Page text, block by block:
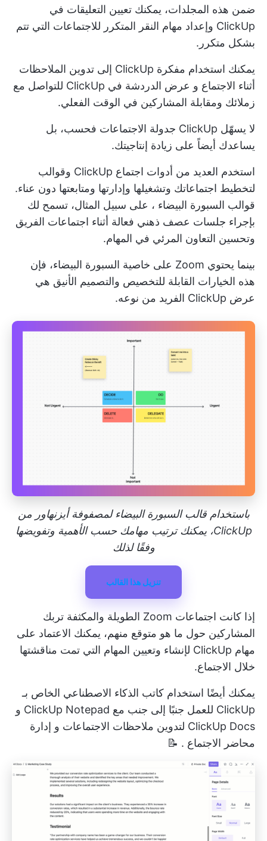
ضمن هذه المجلدات، يمكنك تعيين التعليقات في
ClickUp وإعداد مهام النقر المتكرر للاجتماعات التي تتم
بشكل متكرر.
يمكنك استخدام مفكرة ClickUp إلى تدوين الملاحظات
أثناء الاجتماع و عرض الدردشة في ClickUp
للتواصل مع
زملائك ومقابلة المشاركين في الوقت الفعلي.
لا يسهّل ClickUp جدولة الاجتماعات فحسب، بل
يساعدك أيضاً على زيادة إنتاجيتك.
استخدم العديد من أدوات اجتماع ClickUp
وقوالب
لتخطيط اجتماعاتك وتشغيلها وإدارتها ومتابعتها دون عناء.
قوالب السبورة البيضاء ، على سبيل المثال، تسمح لك
بإجراء جلسات عصف ذهني فعالة أثناء اجتماعات الفريق
وتحسين التعاون المرئي في المهام.
بينما يحتوي Zoom على خاصية السبورة البيضاء، فإن
هذه الخيارات القابلة للتخصيص والتصميم الأنيق هي
عرض ClickUp الفريد من نوعه.
باستخدام قالب السبورة البيضاء لمصفوفة أيزنهاور من
ClickUp، يمكنك ترتيب مهامك حسب الأهمية وتفويضها
وفقًا لذلك
تنزيل هذا القالب
إذا كانت اجتماعات Zoom الطويلة والمكثفة تربك
المشاركين حول ما هو متوقع منهم، يمكنك الاعتماد على
مهام ClickUp لإنشاء وتعيين المهام التي تمت مناقشتها
خلال الاجتماع.
يمكنك أيضًا استخدام كاتب الذكاء الاصطناعي الخاص بـ
ClickUp للعمل
جنبًا إلى جنب مع ClickUp Notepad و
ClickUp Docs لتدوين ملاحظات الاجتماعات و
إدارة
محاضر الاجتماع . 📝